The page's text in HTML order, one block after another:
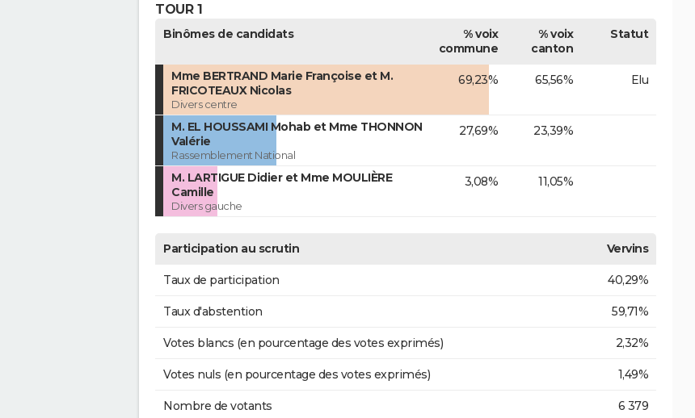
TOUR 1
Binômes de candidats
% voix
commune
% voix
canton
Statut
Mme BERTRAND Marie Françoise et M.
FRICOTEAUX Nicolas
Divers centre
69,23% 65,56% Elu
M. EL HOUSSAMI Mohab et Mme THONNON
Valérie
Rassemblement National
27,69% 23,39%
M. LARTIGUE Didier et Mme MOULIÈRE
Camille
Divers gauche
3,08% 11,05%
Participation au scrutin Vervins
Taux de participation 40,29%
Taux d'abstention 59,71%
Votes blancs (en pourcentage des votes exprimés) 2,32%
Votes nuls (en pourcentage des votes exprimés) 1,49%
Nombre de votants 6 379